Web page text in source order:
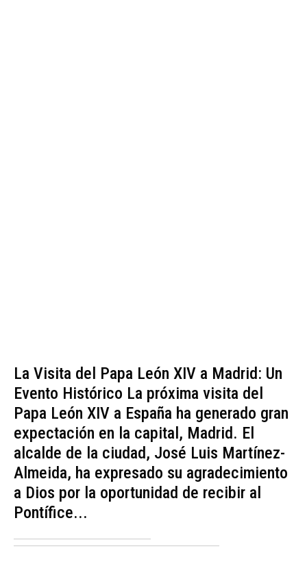
La Visita del Papa León XIV a Madrid: Un
Evento Histórico La próxima visita del
Papa León XIV a España ha generado gran
expectación en la capital, Madrid. El
alcalde de la ciudad, José Luis Martínez-
Almeida, ha expresado su agradecimiento
a Dios por la oportunidad de recibir al
Pontífice...